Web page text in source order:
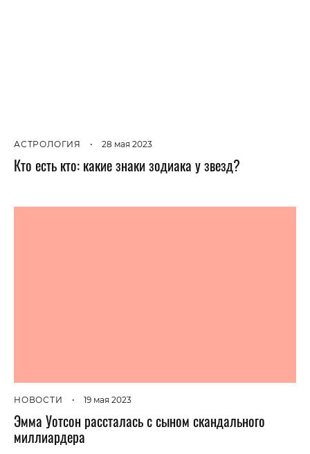
АСТРОЛОГИЯ • 28 мая 2023
Кто есть кто: какие знаки зодиака у звезд?
НОВОСТИ • 19 мая 2023
Эмма Уотсон рассталась с сыном скандального
миллиардера